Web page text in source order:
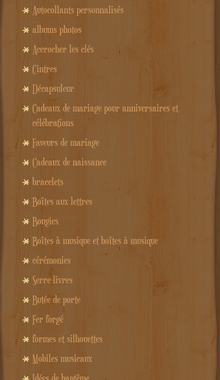
Autocollants personnalisés
albums photos
Accrocher les clés
Cintres
Décapsuleur
Cadeaux de mariage pour anniversaires et
célébrations
Faveurs de mariage
Cadeaux de naissance
bracelets
Boîtes aux lettres
Bougies
Boîtes à musique et boîtes à musique
cérémonies
Serre-livres
Butée de porte
Fer forgé
formes et silhouettes
Mobiles musicaux